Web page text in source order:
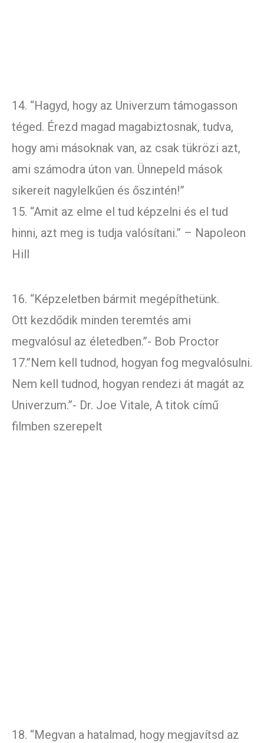
14. “Hagyd, hogy az Univerzum támogasson
téged. Érezd magad magabiztosnak, tudva,
hogy ami másoknak van, az csak tükrözi azt,
ami számodra úton van. Ünnepeld mások
sikereit nagylelkűen és őszintén!”
15. “Amit az elme el tud képzelni és el tud
hinni, azt meg is tudja valósítani.” – Napoleon
Hill
16. “Képzeletben bármit megépíthetünk.
Ott kezdődik minden teremtés ami
megvalósul az életedben.”- Bob Proctor
17.”Nem kell tudnod, hogyan fog megvalósulni.
Nem kell tudnod, hogyan rendezi át magát az
Univerzum.”- Dr. Joe Vitale, A titok című
filmben szerepelt
18. “Megvan a hatalmad, hogy megjavítsd az